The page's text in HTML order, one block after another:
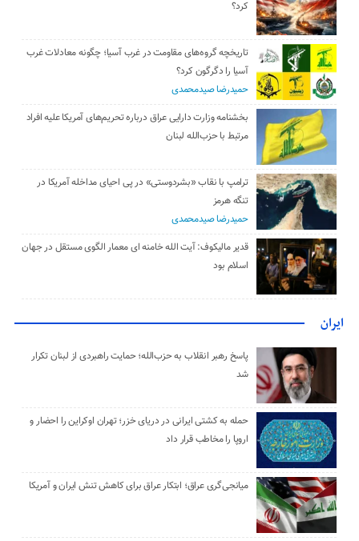
کرد؟
تاریخچه گروه‌های مقاومت در غرب آسیا؛ چگونه معادلات غرب
آسیا را دگرگون کرد؟
حمیدرضا صیدمحمدی
بخشنامه وزارت دارایی عراق درباره تحریم‌های آمریکا علیه افراد
مرتبط با حزب‌الله لبنان
ترامپ با نقاب «بشردوستی» در پی احیای مداخله آمریکا در
تنگه هرمز
حمیدرضا صیدمحمدی
قدیر مالیکوف: آیت‌ الله خامنه‌ ای معمار الگوی مستقل در جهان
اسلام بود
ایران
پاسخ رهبر انقلاب به حزب‌الله؛ حمایت راهبردی از لبنان تکرار
شد
حمله به کشتی ایرانی در دریای خزر؛ تهران اوکراین را احضار و
اروپا را مخاطب قرار داد
میانجی‌گری عراق؛ ابتکار عراق برای کاهش تنش ایران و آمریکا